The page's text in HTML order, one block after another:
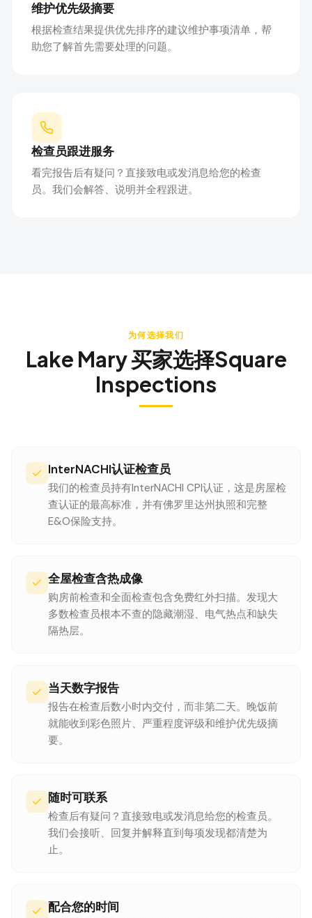
维护优先级摘要
根据检查结果提供优先排序的建议维护事项清单，帮
助您了解首先需要处理的问题。
检查员跟进服务
看完报告后有疑问？直接致电或发消息给您的检查
员。我们会解答、说明并全程跟进。
为何选择我们
Lake Mary买家选择Square
Inspections
InterNACHI认证检查员
我们的检查员持有InterNACHI CPI认证，这是房屋检
查认证的最高标准，并有佛罗里达州执照和完整
E&O保险支持。
全屋检查含热成像
购房前检查和全面检查包含免费红外扫描。发现大
多数检查员根本不查的隐藏潮湿、电气热点和缺失
隔热层。
当天数字报告
报告在检查后数小时内交付，而非第二天。晚饭前
就能收到彩色照片、严重程度评级和维护优先级摘
要。
随时可联系
检查后有疑问？直接致电或发消息给您的检查员。
我们会接听、回复并解释直到每项发现都清楚为
止。
配合您的时间